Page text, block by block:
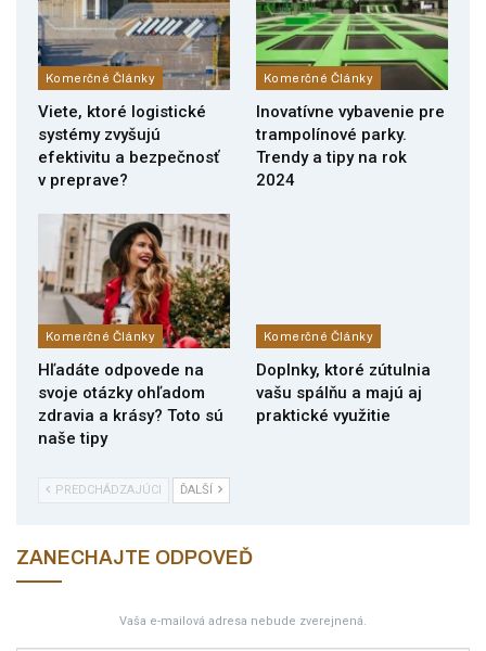
Komerčné Články
Viete, ktoré logistické
systémy zvyšujú
efektivitu a bezpečnosť
v preprave?
Komerčné Články
Inovatívne vybavenie pre
trampolínové parky.
Trendy a tipy na rok
2024
Komerčné Články
Hľadáte odpovede na
svoje otázky ohľadom
zdravia a krásy? Toto sú
naše tipy
Komerčné Články
Doplnky, ktoré zútulnia
vašu spálňu a majú aj
praktické využitie
PREDCHÁDZAJÚCI ĎALŠÍ
ZANECHAJTE ODPOVEĎ
Vaša e-mailová adresa nebude zverejnená.